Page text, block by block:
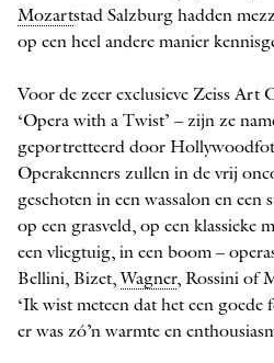
Mozartstad Salzburg hadden
op een heel andere manier
Voor de zeer exclusieve Zeiss Art
‘Opera with a Twist’ – zijn ze
geportretteerd door
Operakenners zullen in de vrij
geschoten in een wassalon en
op een grasveld, op een klassieke
een vliegtuig, in een boom –
Bellini, Bizet, Wagner, Rossini of
‘Ik wist meteen dat het een
er was zó’n warmte en